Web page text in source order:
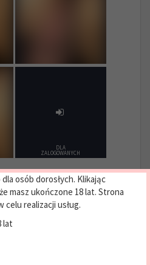
DLA
ZALOGOWANYCH
3 … 25 Next »
osób dorosłych. Klikając
masz ukończone 18 lat. Strona
realizacji usług.
lat